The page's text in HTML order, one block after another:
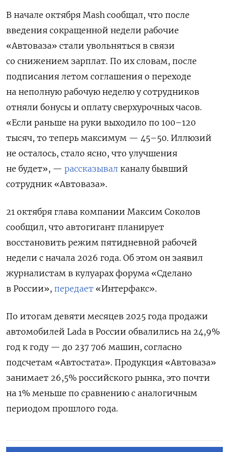
В начале октября Mash сообщал, что после
введения сокращенной недели рабочие
«Автоваза» стали увольняться в связи
со снижением зарплат. По их словам, после
подписания летом соглашения о переходе
на неполную рабочую неделю у сотрудников
отняли бонусы и оплату сверхурочных часов.
«Если раньше на руки выходило по 100–120
тысяч, то теперь максимум — 45–50. Иллюзий
не осталось, стало ясно, что улучшения
не будет», — рассказывал каналу бывший
сотрудник «Автоваза».
21 октября глава компании Максим Соколов
сообщил, что автогигант планирует
восстановить режим пятидневной рабочей
недели с начала 2026 года. Об этом он заявил
журналистам в кулуарах форума «Сделано
в России», передает «Интерфакс».
По итогам девяти месяцев 2025 года продажи
автомобилей Lada в России обвалились на 24,9%
год к году — до 237 706 машин, согласно
подсчетам «Автостата». Продукция «Автоваза»
занимает 26,5% российского рынка, это почти
на 1% меньше по сравнению с аналогичным
периодом прошлого года.